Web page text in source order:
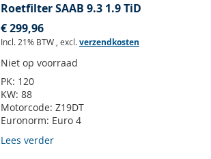
Roetfilter SAAB 9.3 1.9 TiD
€ 299,96
Incl. 21% BTW , excl.verzendkosten
Niet op voorraad
PK: 120
KW: 88
Motorcode: Z19DT
Euronorm: Euro 4
Lees verder